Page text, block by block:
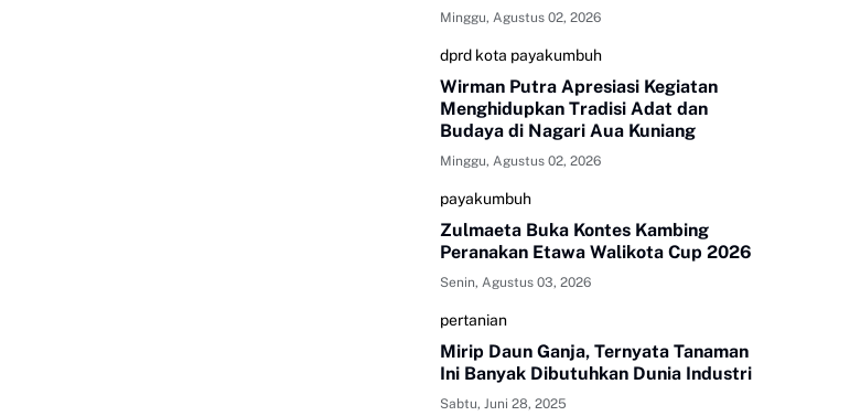
Minggu, Agustus 02, 2026
dprd kota payakumbuh
Wirman Putra Apresiasi Kegiatan
Menghidupkan Tradisi Adat dan
Budaya di Nagari Aua Kuniang
Minggu, Agustus 02, 2026
payakumbuh
Zulmaeta Buka Kontes Kambing
Peranakan Etawa Walikota Cup 2026
Senin, Agustus 03, 2026
pertanian
Mirip Daun Ganja, Ternyata Tanaman
Ini Banyak Dibutuhkan Dunia Industri
Sabtu, Juni 28, 2025